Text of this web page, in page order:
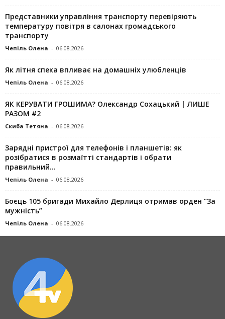
Представники управління транспорту перевіряють
температуру повітря в салонах громадського
транспорту
Чепіль Олена - 06.08.2026
Як літня спека впливає на домашніх улюбленців
Чепіль Олена - 06.08.2026
ЯК КЕРУВАТИ ГРОШИМА? Олександр Сохацький | ЛИШЕ
РАЗОМ #2
Скиба Тетяна - 06.08.2026
Зарядні пристрої для телефонів і планшетів: як
розібратися в розмаїтті стандартів і обрати
правильний...
Чепіль Олена - 06.08.2026
Боєць 105 бригади Михайло Дерлиця отримав орден “За
мужність”
Чепіль Олена - 06.08.2026